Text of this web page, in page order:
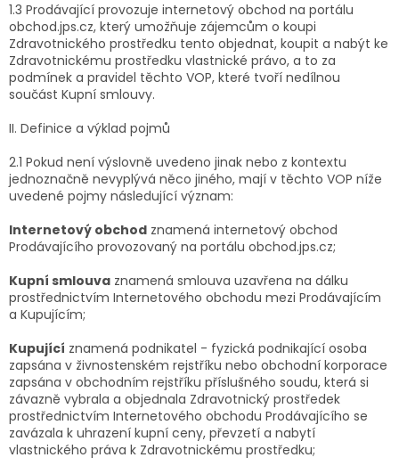
1.3 Prodávající provozuje internetový obchod na portálu
obchod.jps.cz, který umožňuje zájemcům o koupi
Zdravotnického prostředku tento objednat, koupit a nabýt ke
Zdravotnickému prostředku vlastnické právo, a to za
podmínek a pravidel těchto VOP, které tvoří nedílnou
součást Kupní smlouvy.
II. Definice a výklad pojmů
2.1 Pokud není výslovně uvedeno jinak nebo z kontextu
jednoznačně nevyplývá něco jiného, mají v těchto VOP níže
uvedené pojmy následující význam:
Internetový obchod znamená internetový obchod
Prodávajícího provozovaný na portálu obchod.jps.cz;
Kupní smlouva znamená smlouva uzavřena na dálku
prostřednictvím Internetového obchodu mezi Prodávajícím
a Kupujícím;
Kupující znamená podnikatel - fyzická podnikající osoba
zapsána v živnostenském rejstříku nebo obchodní korporace
zapsána v obchodním rejstříku příslušného soudu, která si
závazně vybrala a objednala Zdravotnický prostředek
prostřednictvím Internetového obchodu Prodávajícího se
zavázala k uhrazení kupní ceny, převzetí a nabytí
vlastnického práva k Zdravotnickému prostředku;